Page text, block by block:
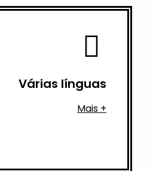
Várias línguas
Mais +
visita guiada
disponível: Inglês e